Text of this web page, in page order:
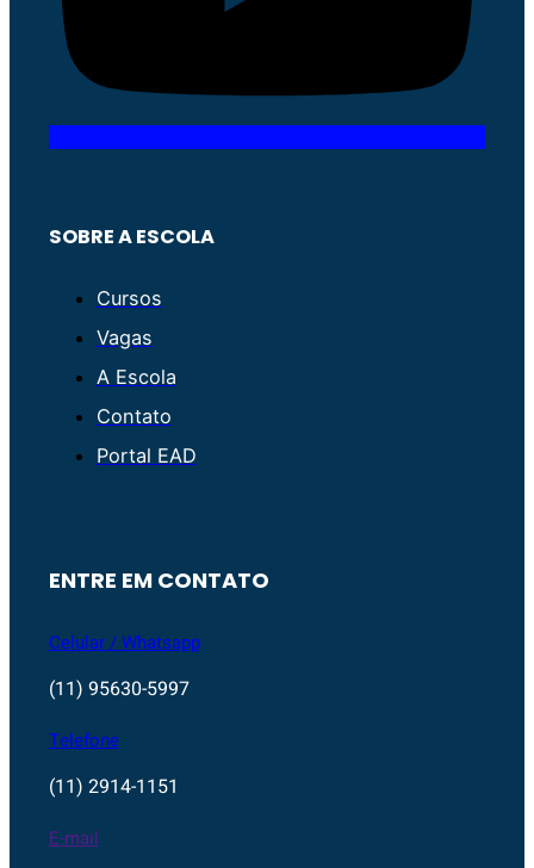
SOBRE A ESCOLA
Cursos
Vagas
A Escola
Contato
Portal EAD
ENTRE EM CONTATO
Celular / Whatsapp
(11) 95630-5997
Telefone
(11) 2914-1151
E-mail